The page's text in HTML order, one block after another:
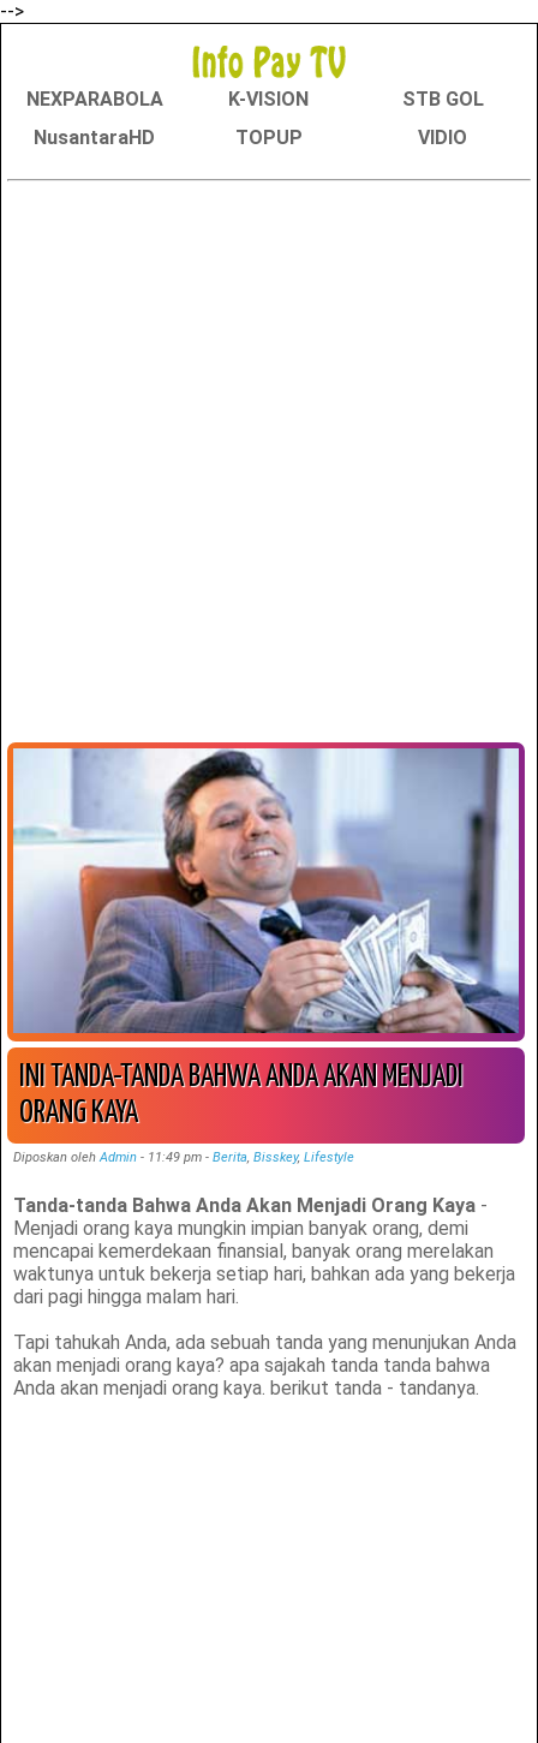
-->
NEXPARABOLA K-VISION
STB GOL
NusantaraHD
TOPUP VIDIO
INI TANDA-TANDA BAHWA ANDA AKAN MENJADI
ORANG KAYA
Diposkan olehAdmin - 11:49 pm- Berita,Bisskey,Lifestyle
Tanda-tanda Bahwa Anda Akan Menjadi Orang Kaya -
Menjadi orang kaya mungkin impian banyak orang, demi
mencapai kemerdekaan finansial, banyak orang merelakan
waktunya untuk bekerja setiap hari, bahkan ada yang bekerja
dari pagi hingga malam hari.
Tapi tahukah Anda, ada sebuah tanda yang menunjukan Anda
akan menjadi orang kaya? apa sajakah tanda tanda bahwa
Anda akan menjadi orang kaya. berikut tanda - tandanya.